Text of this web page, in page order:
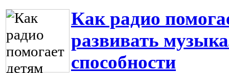
Как радио
развивать
способности